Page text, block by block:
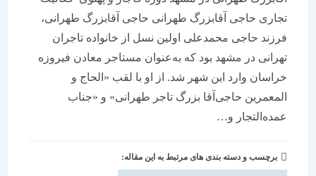
تجاری حاجی آقابزرگ طهرانی حاجی آقابزرگ طهرانی،
فرزند حاجی محمدعلی اولین نسل از خانواده تاجران
تهرانی در مشهد بود که به‌عنوان مستاجر معادن فیروزه
خراسان وارد این شهر شد. از او با لقب «الحاج و
المعمرین حاجی‌آقا بزرگ تاجر طهرانی» و «جناب
عمده‌التجار و…
برچسب و دسته بندی های مرتبط به این مقاله: